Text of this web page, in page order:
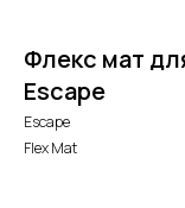
Флекс мат
Escape
Escape
Flex Mat